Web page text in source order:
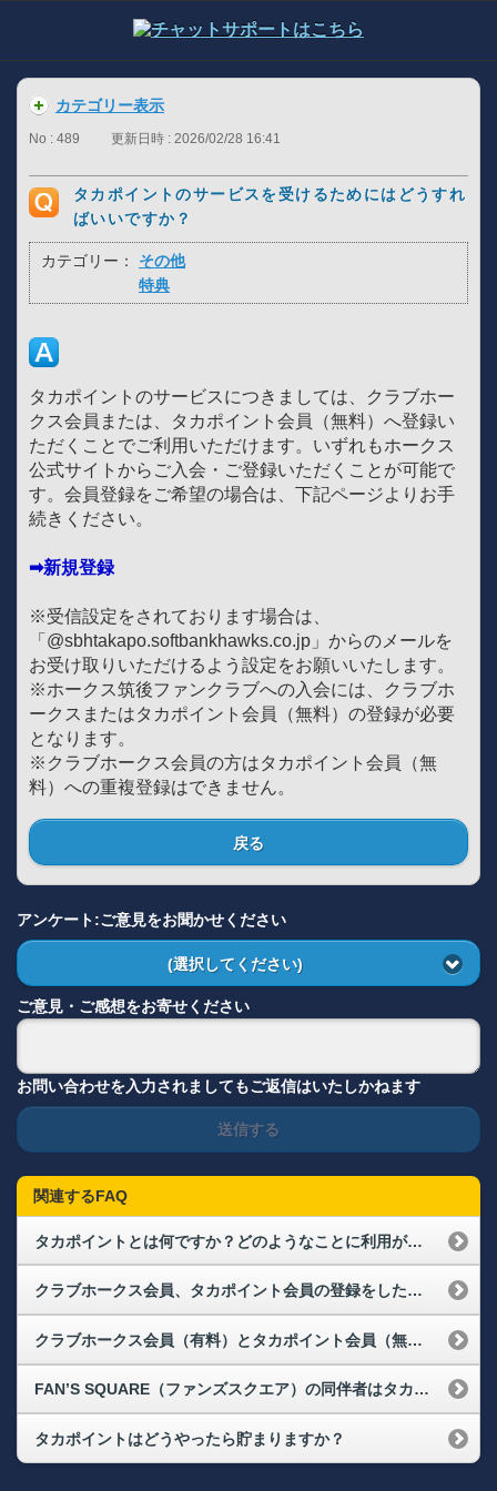
カテゴリー表示
No : 489 更新日時 : 2026/02/28 16:41
タカポイントのサービスを受けるためにはどうすれ
ばいいですか？
カテゴリー：
その他
特典
タカポイントのサービスにつきましては、クラブホー
クス会員または、タカポイント会員（無料）へ登録い
ただくことでご利用いただけます。いずれもホークス
公式サイトからご入会・ご登録いただくことが可能で
す。会員登録をご希望の場合は、下記ページよりお手
続きください。
➡新規登録
※受信設定をされております場合は、
「@sbhtakapo.softbankhawks.co.jp」からのメールを
お受け取りいただけるよう設定をお願いいたします。
※ホークス筑後ファンクラブへの入会には、クラブホ
ークスまたはタカポイント会員（無料）の登録が必要
となります。
※クラブホークス会員の方はタカポイント会員（無
料）への重複登録はできません。
戻る
アンケート:ご意見をお聞かせください
(選択してください)
ご意見・ご感想をお寄せください
お問い合わせを入力されましてもご返信はいたしかねます
送信する
関連するFAQ
タカポイントとは何ですか？どのようなことに利用ができますか？
クラブホークス会員、タカポイント会員の登録をしたいがWEBを使える環境がなく、会員登録ができません
クラブホークス会員（有料）とタカポイント会員（無料）の違いは何ですか？
FAN’S SQUARE（ファンズスクエア）の同伴者はタカポイント会員でなくても大丈夫でしょうか？
タカポイントはどうやったら貯まりますか？